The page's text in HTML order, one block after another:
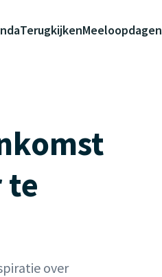
TerugkijkenMeeloopdagen
te
over